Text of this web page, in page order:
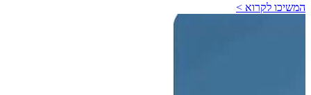
המשיכו לקרוא >